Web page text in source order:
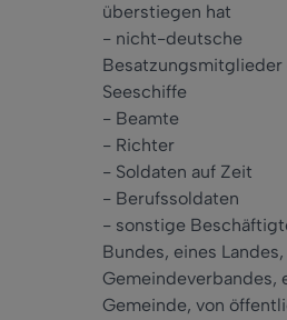
überstiegen hat
- nicht-deutsche
Seeschiffe
- Beamte
- Richter
- Soldaten auf Zeit
- Berufssoldaten
- sonstige
Bundes, eines
Gemeindeverbandes,
Gemeinde, von